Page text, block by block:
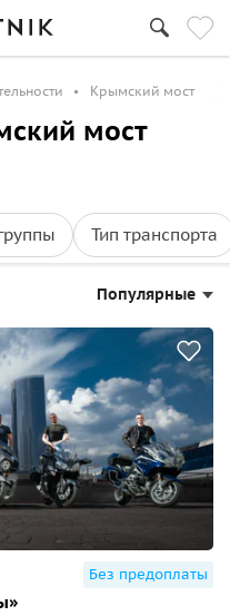
Крымский мост
мост
Тип транспорта
Популярные
Без предоплаты